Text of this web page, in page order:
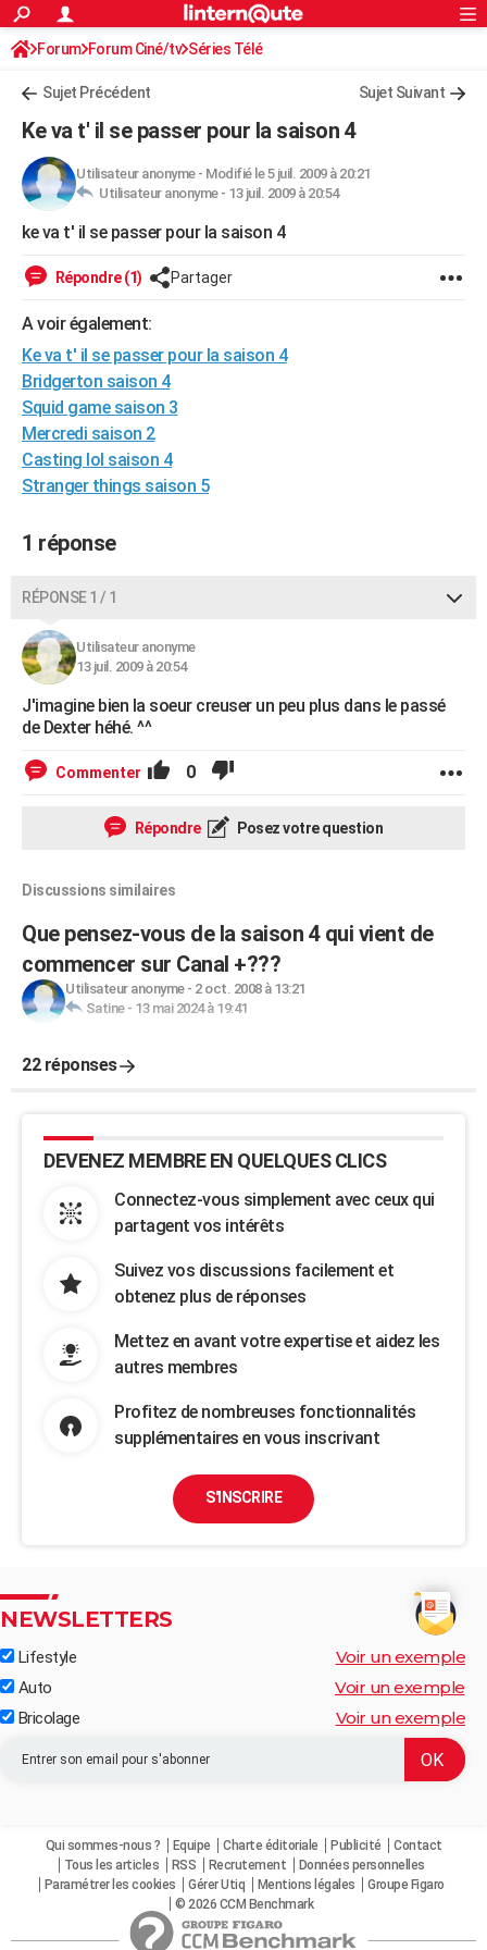
ACTUALITÉS
Politique
Société
Faits Divers
Education
Monde
Villes
+
FINANCE
Retraite
Impôts
Epargne
Immobilier
Risques naturels par ville
Banque
Assurance
Crédit
AUTO
Essais
Réserver un essai
Citadines
Berlines
SUV
Forum auto
+
Mobiles
Meilleur smartphone
Internet
Ordinateurs
Jeux vidéo
Guide high-tech
BRICOLAGE
Forum
Aménagement intérieur
Extérieur
Cuisine
Salle de bains
Jardinage
Rangement
WEEK-END
Guides de France
Escapades
Patrimoine
Expositions
Musées
Week-end nature
+LIFESTYLE
Art de vivre
Bien-être
Loisirs
Mode
Modes de vie
SANTE
Alimentation
Guide de la santé
Maladies
Médicaments
Sommeil
VOYAGE
GUIDES D'ACHAT
BONS PLANS
CARTE DE VOEUX
Carte de Noël
Carte Bonne année
Carte Saint-Valentin
Carte Pâques
Carte d'anniversaire
DICTIONNAIRE
Dictionnaire
Biographies
Citations
Expressions
Proverbes
PROGRAMME TV
COPAINS D'AVANT
Service militaire
Avis de recherche
AVIS DE DÉCÈS
S'inscrire
Connexion
Forum Forum Ciné/tv Séries Télé
Sujet Précédent Sujet Suivant
Ke va t' il se passer pour la saison 4
Utilisateur anonyme- Modifié le 5 juil. 2009 à 20:21
Utilisateur anonyme - 13 juil. 2009 à 20:54
ke va t' il se passer pour la saison 4
Répondre (1) Partager
A voir également:
Ke va t' il se passer pour la saison 4
Bridgerton saison 4
Squid game saison 3
Mercredi saison 2
Casting lol saison 4
Stranger things saison 5
1 réponse
RÉPONSE 1 / 1
Utilisateur anonyme
13 juil. 2009 à 20:54
J'imagine bien la soeur creuser un peu plus dans le passé
de Dexter héhé. ^^
Commenter 0
Répondre Posez votre question
Discussions similaires
Que pensez-vous de la saison 4 qui vient de
commencer sur Canal +???
Utilisateur anonyme- 2 oct. 2008 à 13:21
Satine- 13 mai 2024 à 19:41
22 réponses
DEVENEZ MEMBRE EN QUELQUES CLICS
Connectez-vous simplement avec ceux qui
partagent vos intérêts
Suivez vos discussions facilement et
obtenez plus de réponses
Mettez en avant votre expertise et aidez les
autres membres
Profitez de nombreuses fonctionnalités
supplémentaires en vous inscrivant
S'INSCRIRE
NEWSLETTERS
Lifestyle Voir un exemple
Auto Voir un exemple
Bricolage Voir un exemple
Qui sommes-nous ? Equipe Charte éditoriale Publicité
Contact
Tous les articles
RSS Recrutement
Données personnelles
Paramétrer les cookies
Gérer Utiq Mentions légales
Groupe Figaro
© 2026 CCM Benchmark